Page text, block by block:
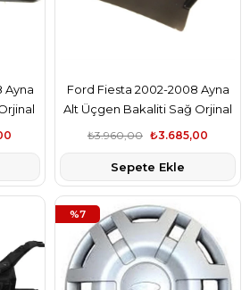
Ayna
Ford Fiesta 2002-2008 Ayna
Alt Üçgen Bakaliti Sağ Orjinal
Marka 2S61A16004AH
₺3.685,00
₺3.960,00
Sepete Ekle
%7